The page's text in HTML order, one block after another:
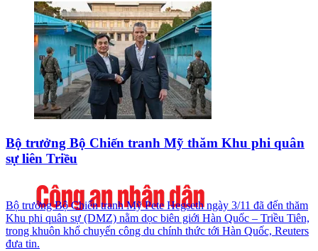
Bộ trưởng Bộ Chiến tranh Mỹ thăm Khu phi quân
sự liên Triều
Bộ trưởng Bộ Chiến tranh Mỹ Pete Hegseth ngày 3/11 đã đến thăm
Khu phi quân sự (DMZ) nằm dọc biên giới Hàn Quốc – Triều Tiên,
trong khuôn khổ chuyến công du chính thức tới Hàn Quốc, Reuters
đưa tin.